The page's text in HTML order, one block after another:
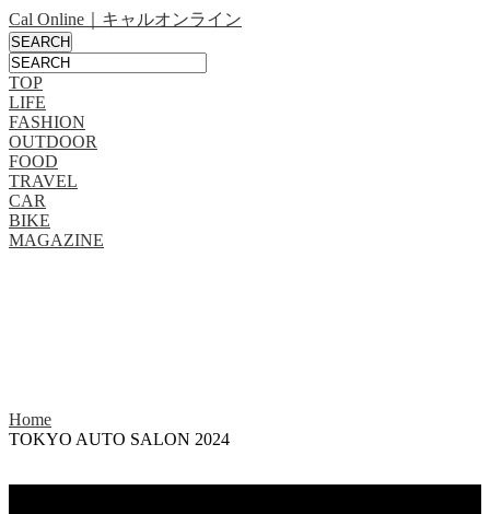
Cal Online｜キャルオンライン
TOP
LIFE
FASHION
OUTDOOR
FOOD
TRAVEL
CAR
BIKE
MAGAZINE
Home
TOKYO AUTO SALON 2024